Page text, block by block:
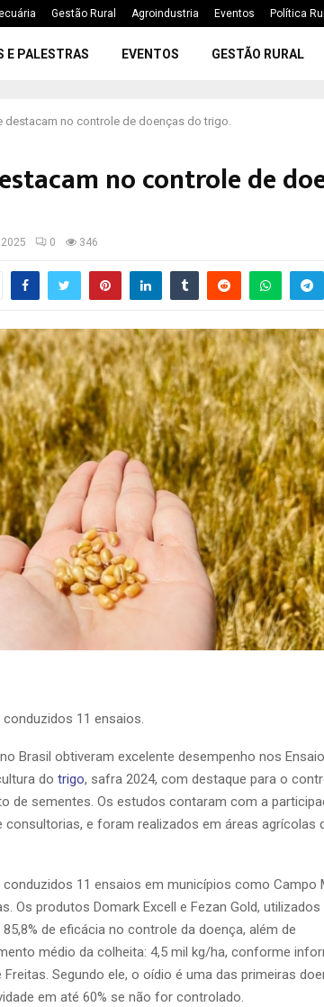
Gestão Rural Agroindustria Eventos Política
E PALESTRAS EVENTOS GESTÃO RURAL
destacam no controle de doenças do trigo.
no controle de
0 346
11 ensaios.
Brasil obtiveram excelente desempenho nos
do trigo, safra 2024, com destaque para o
de sementes. Os estudos contaram com a
e foram realizados em áreas agrícolas
11 ensaios em municípios como Campo
Os produtos Domark Excell e Fezan Gold, utilizados
de eficácia no controle da doença, além de
médio da colheita: 4,5 mil kg/ha, conforme
Segundo ele, o oídio é uma das primeiras
em até 60% se não for controlado.